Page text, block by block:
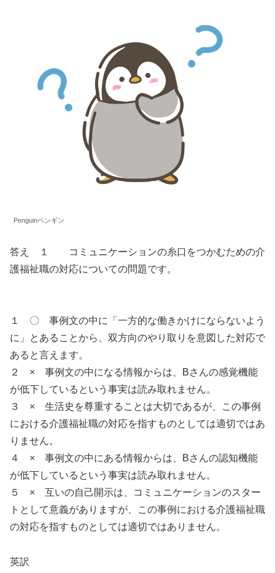
Penguinペンギン
答え １ コミュニケーションの糸口をつかむための介
護福祉職の対応についての問題です。
１ 〇 事例文の中に「一方的な働きかけにならないよう
に」とあることから、双方向のやり取りを意図した対応で
あると言えます。
２ × 事例文の中になる情報からは、Bさんの感覚機能
が低下しているという事実は読み取れません。
３ × 生活史を尊重することは大切であるが、この事例
における介護福祉職の対応を指すものとしては適切ではあ
りません。
４ × 事例文の中にある情報からは、Bさんの認知機能
が低下しているという事実は読み取れません。
５ × 互いの自己開示は、コミュニケーションのスター
トとして意義がありますが、この事例における介護福祉職
の対応を指すものとしては適切ではありません。
英訳